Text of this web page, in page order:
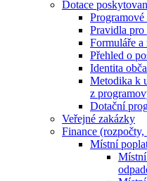
Dotace
Pravidla
Formuláře
Přehled o
Identita
Metodika k
z
Dotační
Veřejné zakázky
Finance
Místní
Místní